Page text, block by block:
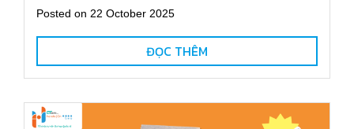
Posted on 22 October 2025
ĐỌC THÊM